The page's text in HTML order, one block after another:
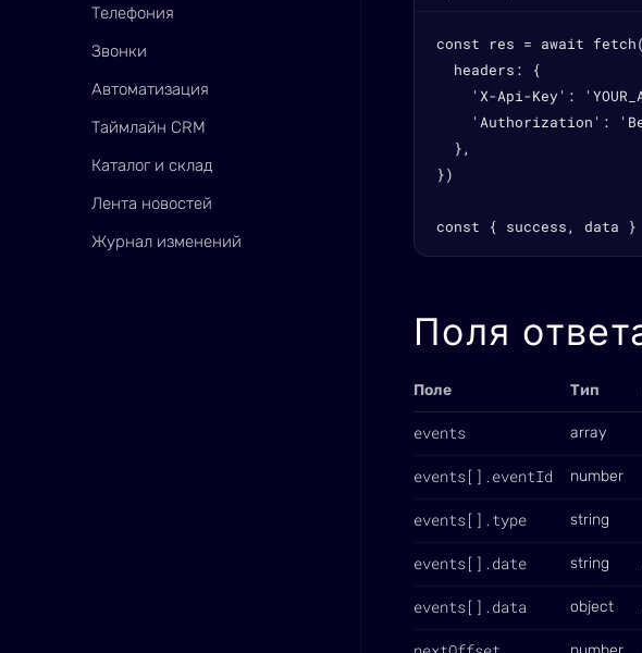
Телефония
Звонки
Автоматизация
Таймлайн CRM
Каталог и склад
Лента новостей
Журнал изменений
const res = await
  headers: {
'X-Api-Key':
'Authorization':
  },
})
const { success, data
Поля
Поле Тип
events array
events[].eventId number
events[].type string
events[].date string
events[].data object